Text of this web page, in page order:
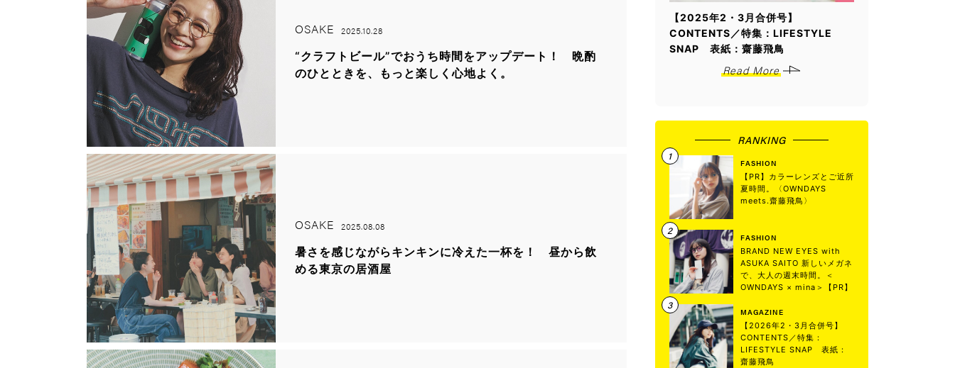
OSAKE 2025.10.28
“クラフトビール”でおうち時間をアップデート！ 晩酌
のひとときを、もっと楽しく心地よく。
OSAKE 2025.08.08
暑さを感じながらキンキンに冷えた一杯を！ 昼から飲
める東京の居酒屋
【2025年2・3月合併号】
CONTENTS／特集：LIFESTYLE
SNAP 表紙：齋藤飛鳥
Read More
RANKING
FASHION
【PR】カラーレンズとご近所
夏時間。〈OWNDAYS
meets.齋藤飛鳥〉
FASHION
BRAND NEW EYES with
ASUKA SAITO 新しいメガネ
で、大人の週末時間。＜
OWNDAYS × mina＞【PR】
MAGAZINE
【2026年2・3月合併号】
CONTENTS／特集：
LIFESTYLE SNAP 表紙：
齋藤飛鳥